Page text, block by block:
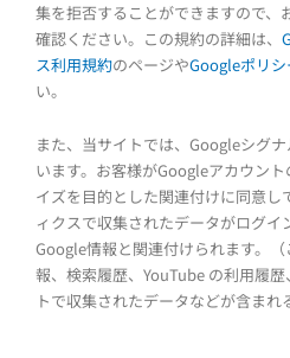
集を拒否することができますので、
確認ください。この規約の詳細は、
ス利用規約のページやGoogleポリ
い。
また、当サイトでは、Googleシグ
います。お客様がGoogleアカウント
イズを目的とした関連付けに同意
ィクスで収集されたデータがログ
Google情報と関連付けられます。
報、検索履歴、YouTube の利用履
トで収集されたデータなどが含まれ